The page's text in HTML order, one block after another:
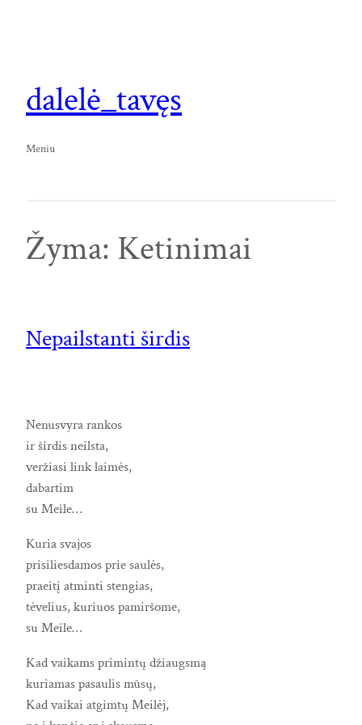
dalelė_tavęs
Meniu
Žyma: Ketinimai
Nepailstanti širdis
Nenusvyra rankos
ir širdis neilsta,
veržiasi link laimės,
dabartim
su Meile…
Kuria svajos
prisiliesdamos prie saulės,
praeitį atminti stengias,
tėvelius, kuriuos pamiršome,
su Meile…
Kad vaikams primintų džiaugsmą
kuriamas pasaulis mūsų,
Kad vaikai atgimtų Meilėj,